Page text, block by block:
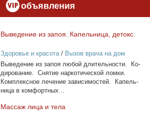
объявления
Вы­ве­де­ние из за­поя. Ка­пель­ни­ца, де­токс.
Здоровье и красота/ Вызов врача на дом
Вы­ве­де­ние из за­поя лю­бой дли­тель­но­сти. Ко­
ди­ро­ва­ние. Сня­тие нар­ко­ти­че­ской лом­ки.
Ком­плекс­ное ле­че­ние за­ви­си­мо­стей. Ка­пель­
ни­ца в ком­форт­ных...
Мас­саж ли­ца и те­ла